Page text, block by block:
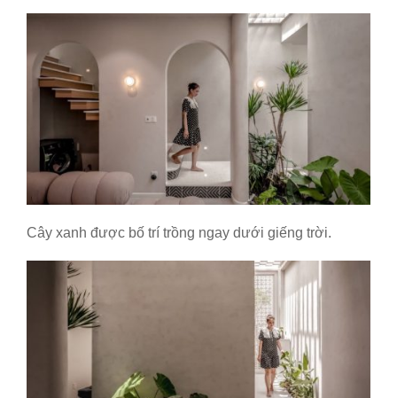
Cây xanh được bố trí trồng ngay dưới giếng trời.